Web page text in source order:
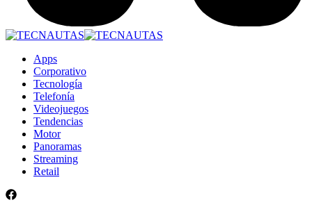
Apps
Corporativo
Tecnología
Telefonía
Videojuegos
Tendencias
Motor
Panoramas
Streaming
Retail